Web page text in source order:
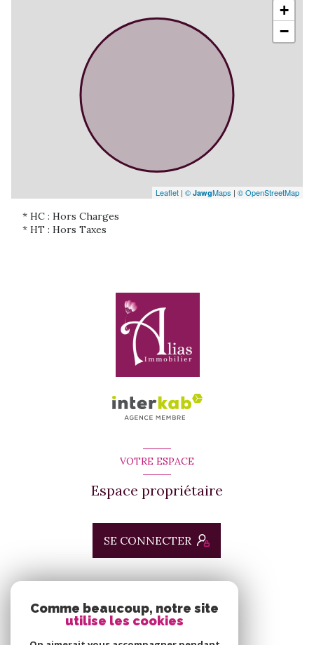
+
−
Leaflet | © JawgMaps | © OpenStreetMap
* HC : Hors Charges
* HT : Hors Taxes
VOTRE ESPACE
Espace propriétaire
SE CONNECTER
Nous adhérons
Comme beaucoup, notre site
utilise les cookies